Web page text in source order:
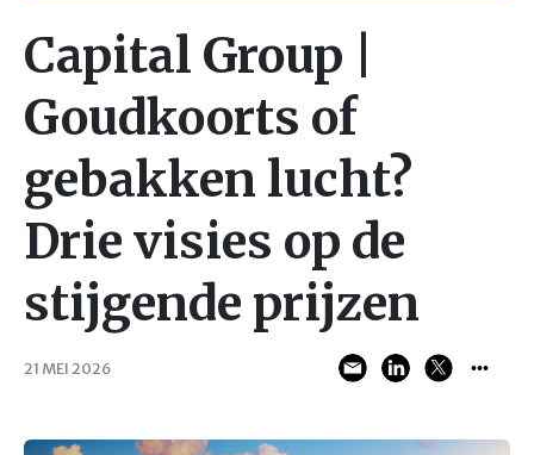
Capital Group |
Goudkoorts of
gebakken lucht?
Drie visies op de
stijgende prijzen
21 MEI 2026